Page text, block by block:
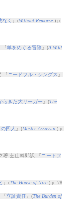
なく 』(Without Remorse) p.
『羊をめぐる冒険』(A Wild
『 ニードフル・シングス 』
らきた大リーガー 』(The
四人 』(Master Assassin) p.
著 芝山幹郎訳 『 ニードフ
』(The House of Nire) p. 78
『立証責任』(The Burden of